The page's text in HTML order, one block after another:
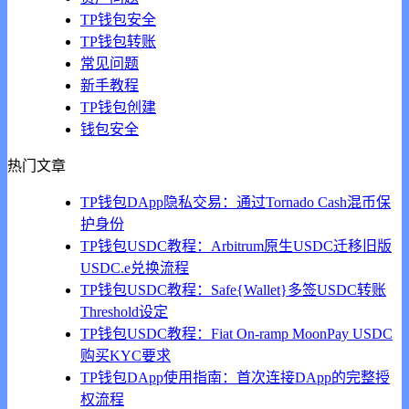
TP钱包安全
TP钱包转账
常见问题
新手教程
TP钱包创建
钱包安全
热门文章
TP钱包DApp隐私交易：通过Tornado Cash混币保
护身份
TP钱包USDC教程：Arbitrum原生USDC迁移旧版
USDC.e兑换流程
TP钱包USDC教程：Safe{Wallet}多签USDC转账
Threshold设定
TP钱包USDC教程：Fiat On-ramp MoonPay USDC
购买KYC要求
TP钱包DApp使用指南：首次连接DApp的完整授
权流程